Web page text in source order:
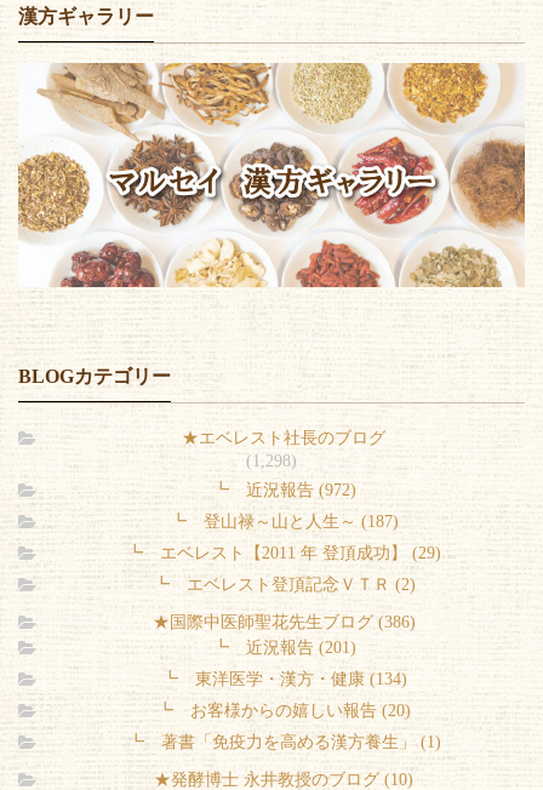
漢方ギャラリー
BLOGカテゴリー
★エベレスト社長のブログ
(1,298)
┗ 近況報告 (972)
┗ 登山禄～山と人生～ (187)
┗ エベレスト【2011 年 登頂成功】 (29)
┗ エベレスト登頂記念ＶＴＲ (2)
★国際中医師聖花先生ブログ (386)
┗ 近況報告 (201)
┗ 東洋医学・漢方・健康 (134)
┗ お客様からの嬉しい報告 (20)
┗ 著書「免疫力を高める漢方養生」 (1)
★発酵博士 永井教授のブログ (10)